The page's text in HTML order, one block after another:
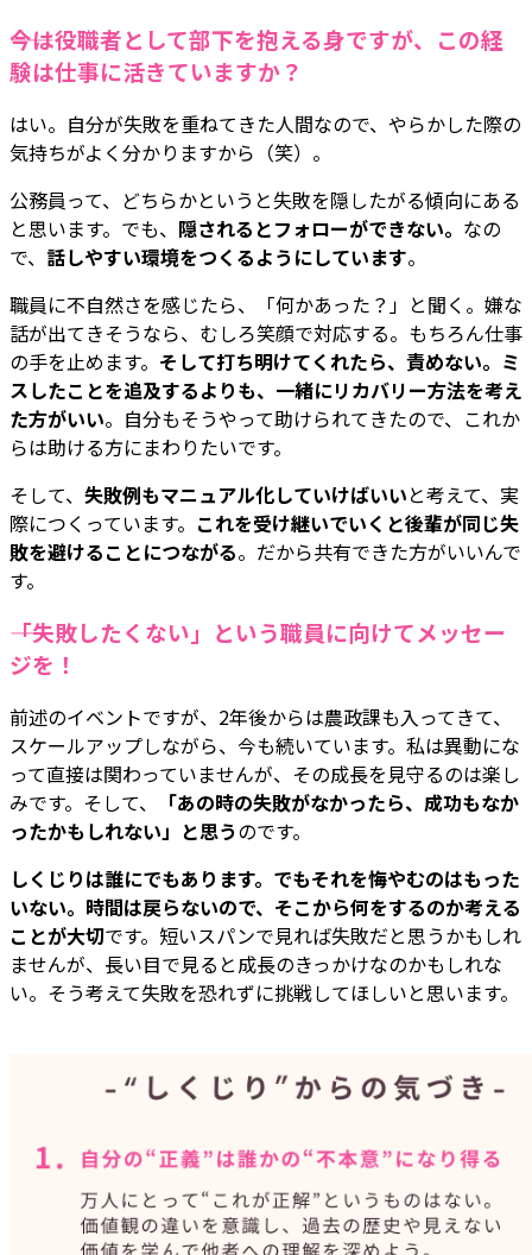
――今は役職者として部下を抱える身ですが、この経
験は仕事に活きていますか？
はい。自分が失敗を重ねてきた人間なので、やらかした際の
気持ちがよく分かりますから（笑）。
公務員って、どちらかというと失敗を隠したがる傾向にある
と思います。でも、 隠されるとフォローができない。 なの
で、 話しやすい環境をつくるようにしています。
職員に不自然さを感じたら、「何かあった？」と聞く。嫌な
話が出てきそうなら、むしろ笑顔で対応する。もちろん仕事
の手を止めます。 そして打ち明けてくれたら、責めない。ミ
スしたことを追及するよりも、一緒にリカバリー方法を考え
た方がいい。自分もそうやって助けられてきたので、これか
らは助ける方にまわりたいです。
そして、 失敗例もマニュアル化していけばいいと考えて、実
際につくっています。 これを受け継いでいくと後輩が同じ失
敗を避けることにつながる。だから共有できた方がいいんで
す。
――「失敗したくない」という職員に向けてメッセー
ジを！
前述のイベントですが、2年後からは農政課も入ってきて、
スケールアップしながら、今も続いています。私は異動にな
って直接は関わっていませんが、その成長を見守るのは楽し
みです。そして、
「あの時の失敗がなかったら、成功もなか
ったかもしれない」と思うのです。
しくじりは誰にでもあります。でもそれを悔やむのはもった
いない。時間は戻らないので、そこから何をするのか考える
ことが大切です。短いスパンで見れば失敗だと思うかもしれ
ませんが、長い目で見ると成長のきっかけなのかもしれな
い。そう考えて失敗を恐れずに挑戦してほしいと思います。